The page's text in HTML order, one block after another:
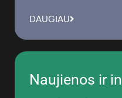
DAUGIAU
Naujienos ir